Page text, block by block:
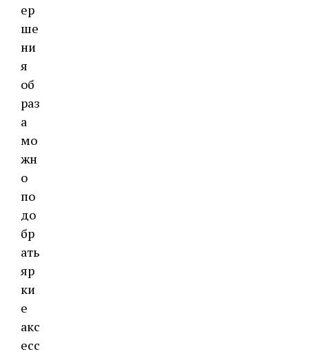
ер
ше
ни
я
об
раз
а
мо
жн
о
по
до
бр
ать
яр
ки
е
акс
есс